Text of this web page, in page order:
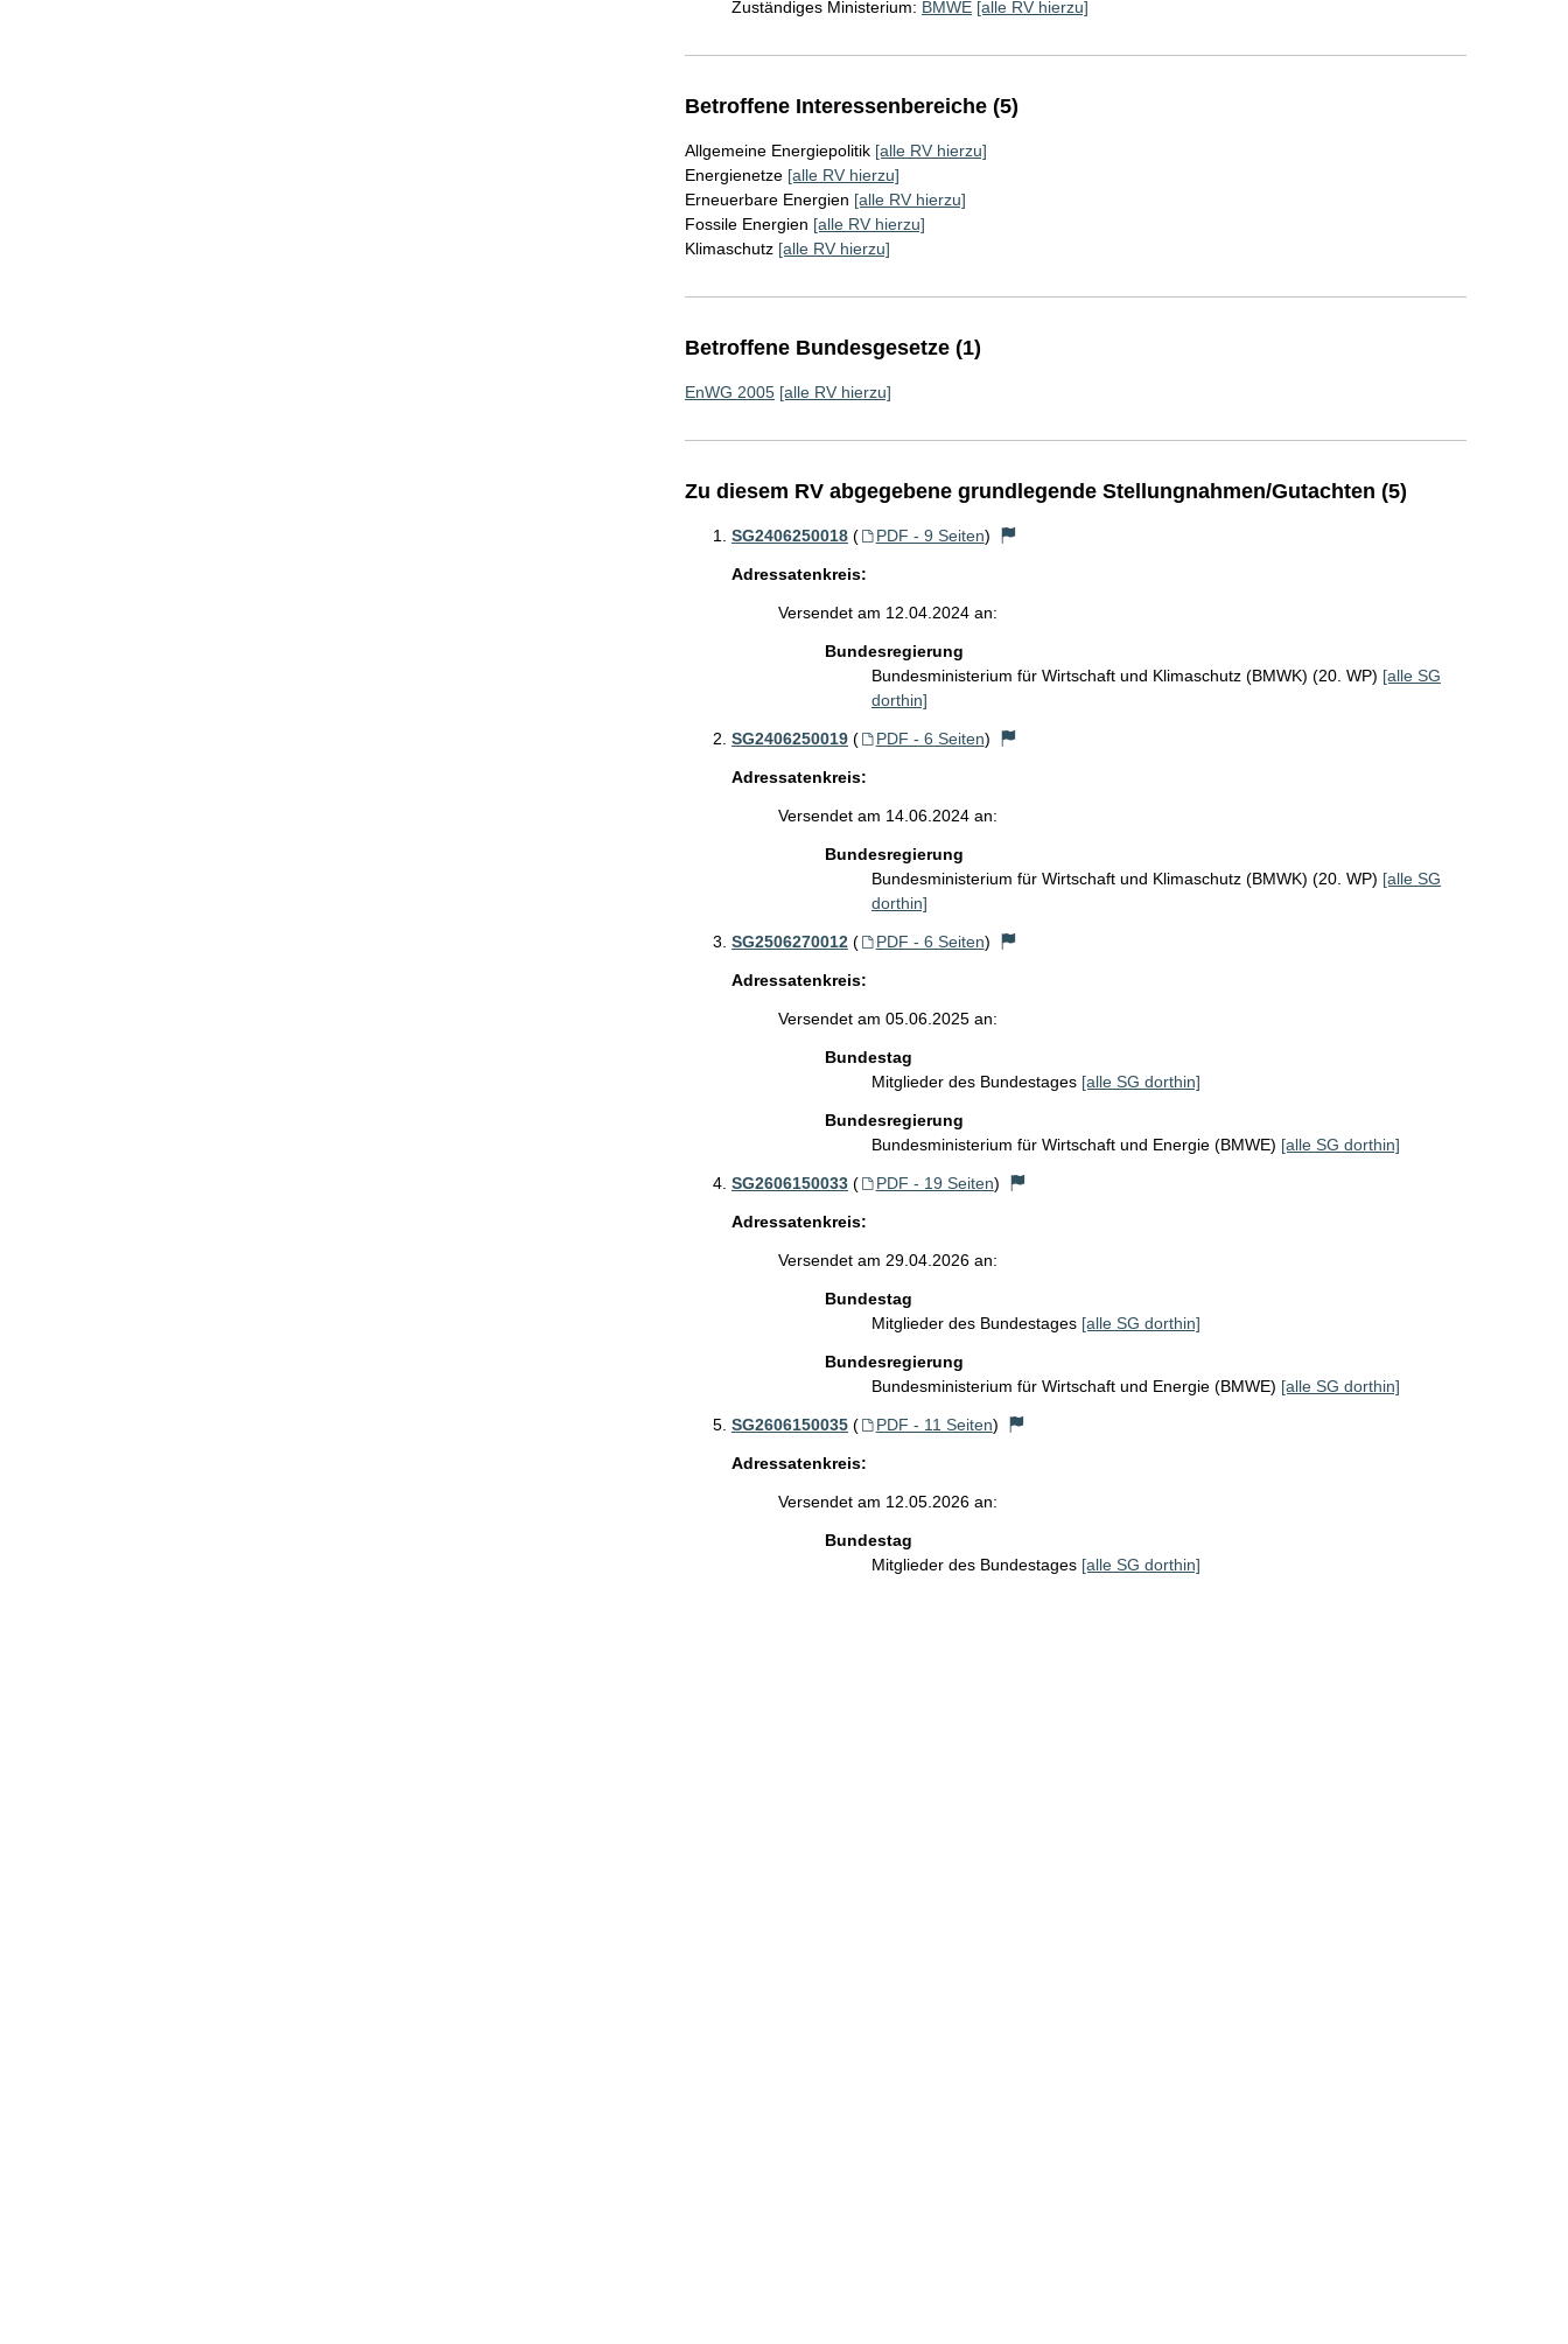
Zuständiges Ministerium: BMWE [alle RV hierzu]
Betroffene Interessenbereiche (5)
Allgemeine Energiepolitik [alle RV hierzu]
Energienetze [alle RV hierzu]
Erneuerbare Energien [alle RV hierzu]
Fossile Energien [alle RV hierzu]
Klimaschutz [alle RV hierzu]
Betroffene Bundesgesetze (1)
EnWG 2005 [alle RV hierzu]
Zu diesem RV abgegebene grundlegende Stellungnahmen/Gutachten (5)
SG2406250018 ( PDF - 9 Seiten)
Adressatenkreis:
Versendet am 12.04.2024 an:
Bundesregierung
Bundesministerium für Wirtschaft und Klimaschutz (BMWK) (20. WP) [alle SG
dorthin]
SG2406250019 ( PDF - 6 Seiten)
Adressatenkreis:
Versendet am 14.06.2024 an:
Bundesregierung
Bundesministerium für Wirtschaft und Klimaschutz (BMWK) (20. WP) [alle SG
dorthin]
SG2506270012 ( PDF - 6 Seiten)
Adressatenkreis:
Versendet am 05.06.2025 an:
Bundestag
Mitglieder des Bundestages [alle SG dorthin]
Bundesregierung
Bundesministerium für Wirtschaft und Energie (BMWE) [alle SG dorthin]
SG2606150033 ( PDF - 19 Seiten)
Adressatenkreis:
Versendet am 29.04.2026 an:
Bundestag
Mitglieder des Bundestages [alle SG dorthin]
Bundesregierung
Bundesministerium für Wirtschaft und Energie (BMWE) [alle SG dorthin]
SG2606150035 ( PDF - 11 Seiten)
Adressatenkreis:
Versendet am 12.05.2026 an:
Bundestag
Mitglieder des Bundestages [alle SG dorthin]